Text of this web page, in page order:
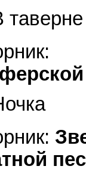
таверне